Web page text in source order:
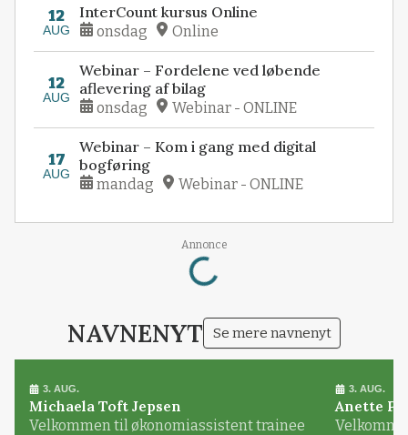
12
AUG
InterCount kursus Online
onsdag Online
12
AUG
Webinar – Fordelene ved løbende
aflevering af bilag
onsdag Webinar - ONLINE
17
AUG
Webinar – Kom i gang med digital
bogføring
mandag Webinar - ONLINE
Annonce
Loading...
NAVNENYT Se mere navnenyt
3. AUG.
Michaela Toft Jepsen
Velkommen til økonomiassistent trainee
3. AUG.
Anette